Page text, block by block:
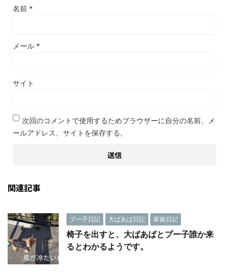
名前 *
メール *
サイト
次回のコメントで使用するためブラウザーに自分の名前、メ
ールアドレス、サイトを保存する。
関連記事
プー子日記 大ばあば日記 家族日記
椅子を出すと、大ばあばとプー子誰か来
るとわかるようです。